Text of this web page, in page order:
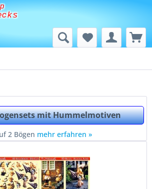
mit Hummelmotiven
2 Bögen mehr erfahren »